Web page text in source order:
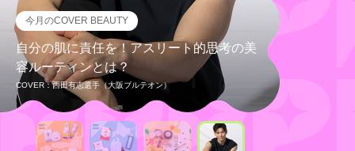
今月のSpecial Picks
【西日本編】お土産にも大人気！47都道府
県ご当地コスメ
今月のSpecial Picks
【東日本編】旅先で出会う！47都道府県ご
当地コスメ
今月のSpecial Picks
【現場別】推し活に本気な@cosme社員の
美容戦略
今月のCOVER BEAUTY
自分の肌に責任を！アスリート的思考の美
容ルーティンとは？
COVER：西田有志選手（大阪ブルテオン）
今月のSpecial Picks
【西日本編】お土産にも大人気！47都道府
県ご当地コスメ
今月のSpecial Picks
【東日本編】旅先で出会う！47都道府県ご
当地コスメ
今月のSpecial Picks
【現場別】推し活に本気な@cosme社員の
美容戦略
今月のCOVER BEAUTY
自分の肌に責任を！アスリート的思考の美
容ルーティンとは？
COVER：西田有志選手（大阪ブルテオン）
今月のSpecial Picks
【西日本編】お土産にも大人気！47都道府
県ご当地コスメ
今月のSpecial Picks
【東日本編】旅先で出会う！47都道府県ご
当地コスメ
今月のSpecial Picks
【現場別】推し活に本気な@cosme社員の
美容戦略
今月のCOVER BEAUTY
自分の肌に責任を！アスリート的思考の美
容ルーティンとは？
COVER：西田有志選手（大阪ブルテオン）